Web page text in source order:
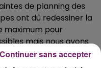
de planning des
ont dû redessiner la
maximum pour
mais nous avons
certaines de
Production.
Continuer sans accepter